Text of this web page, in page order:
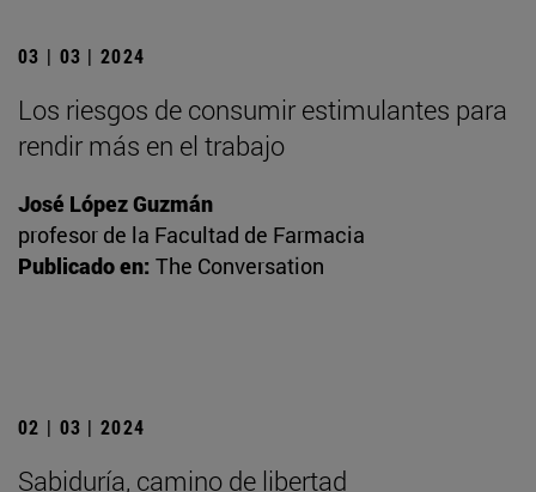
03 | 03 | 2024
Los riesgos de consumir estimulantes para
rendir más en el trabajo
José López Guzmán
profesor de la Facultad de Farmacia
Publicado en: The Conversation
02 | 03 | 2024
Sabiduría, camino de libertad